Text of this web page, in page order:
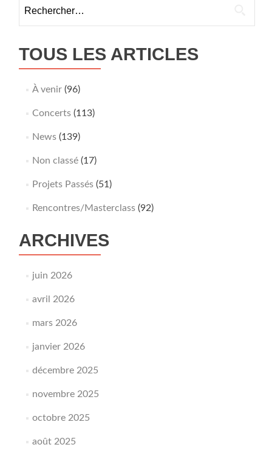
TOUS LES ARTICLES
À venir(96)
Concerts(113)
News(139)
Non classé(17)
Projets Passés(51)
Rencontres/Masterclass(92)
ARCHIVES
juin 2026
avril 2026
mars 2026
janvier 2026
décembre 2025
novembre 2025
octobre 2025
août 2025